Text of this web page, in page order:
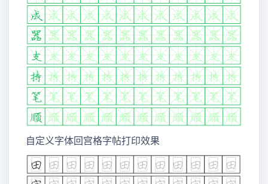
自定义字体回宫格字帖打印效果